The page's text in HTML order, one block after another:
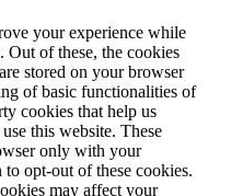
your experience while
Out of these, the cookies
stored on your browser
of basic functionalities of
cookies that help us
this website. These
only with your
opt-out of these cookies.
may affect your